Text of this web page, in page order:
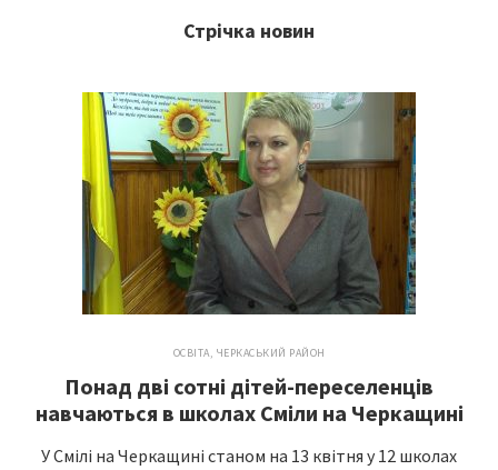
Стрічка новин
ОСВІТА, ЧЕРКАСЬКИЙ РАЙОН
Понад дві сотні дітей-переселенців
навчаються в школах Сміли на Черкащині
У Смілі на Черкащині станом на 13 квітня у 12 школах